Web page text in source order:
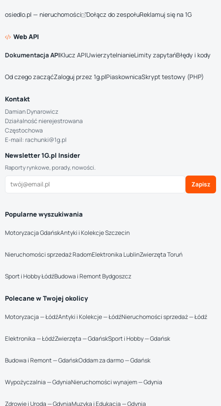
osiedlo.pl — nieruchomości Dołącz do zespołuReklamuj się na 1G
Web API
Dokumentacja APIKlucz APIUwierzytelnianieLimity zapytańBłędy i kody
Od czego zacząćZaloguj przez 1g.plPiaskownicaSkrypt testowy (PHP)
Kontakt
Damian Dynarowicz
Działalność nierejestrowana
Częstochowa
E-mail: rachunki@1g.pl
Newsletter 1G.pl Insider
Raporty rynkowe, porady, nowości.
Zapisz
Popularne wyszukiwania
Motoryzacja GdańskAntyki i Kolekcje Szczecin
Nieruchomości sprzedaż RadomElektronika LublinZwierzęta Toruń
Sport i Hobby ŁódźBudowa i Remont Bydgoszcz
Polecane w Twojej okolicy
Motoryzacja — ŁódźAntyki i Kolekcje — ŁódźNieruchomości sprzedaż — Łódź
Elektronika — ŁódźZwierzęta — GdańskSport i Hobby — Gdańsk
Budowa i Remont — GdańskOddam za darmo — Gdańsk
Wypożyczalnia — GdyniaNieruchomości wynajem — Gdynia
Zdrowie i Uroda — GdyniaMuzyka i Edukacja — Gdynia